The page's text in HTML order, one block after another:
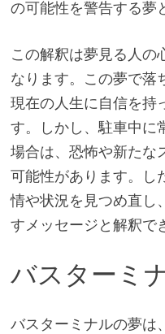
の可能性を警告する夢
この解釈は夢見る人の
なります。この夢で落
現在の人生に自信を持
す。しかし、駐車中に
場合は、恐怖や新たな
可能性があります。し
情や状況を見つめ直し
すメッセージと解釈で
バスターミ
バスターミナルの夢は